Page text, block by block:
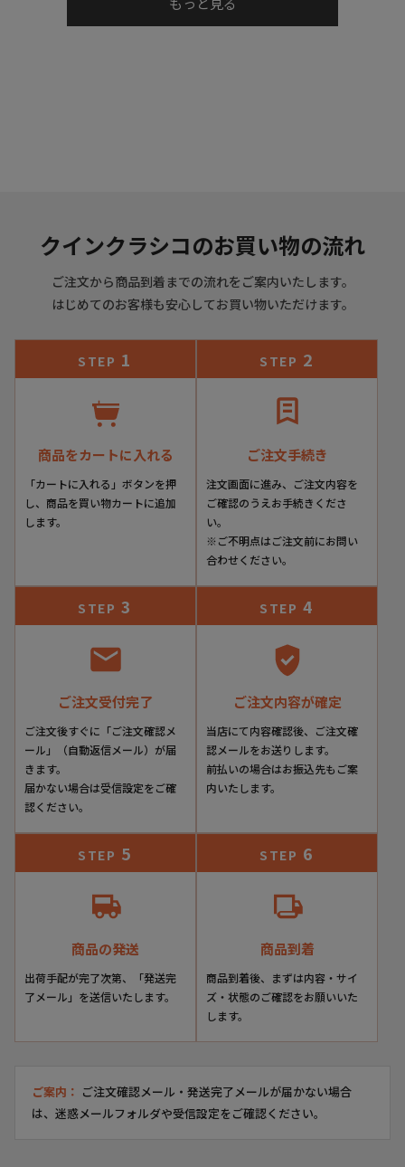
を熟練職人によって手縫いで巻き上げています。
とで、クッション性のあるフットベッドと比類のない柔軟性
クインクラシコのお買い物の流れ
ご注文から商品到着までの流れをご案内いたします。
はじめてのお客様も安心してお買い物いただけます。
STEP 1
商品をカートに入れる
「カートに入れる」ボタンを押
し、商品を買い物カートに追加
します。
STEP 2
ご注文手続き
注文画面に進み、ご注文内容を
ご確認のうえお手続きくださ
い。
※ご不明点はご注文前にお問い
合わせください。
STEP 3
ご注文受付完了
ご注文後すぐに「ご注文確認メ
ール」（自動返信メール）が届
きます。
届かない場合は受信設定をご確
認ください。
STEP 4
ご注文内容が確定
当店にて内容確認後、ご注文確
認メールをお送りします。
前払いの場合はお振込先もご案
内いたします。
STEP 5
商品の発送
出荷手配が完了次第、「発送完
了メール」を送信いたします。
STEP 6
商品到着
商品到着後、まずは内容・サイ
ズ・状態のご確認をお願いいた
します。
ご案内： ご注文確認メール・発送完了メールが届かない場合
は、迷惑メールフォルダや受信設定をご確認ください。